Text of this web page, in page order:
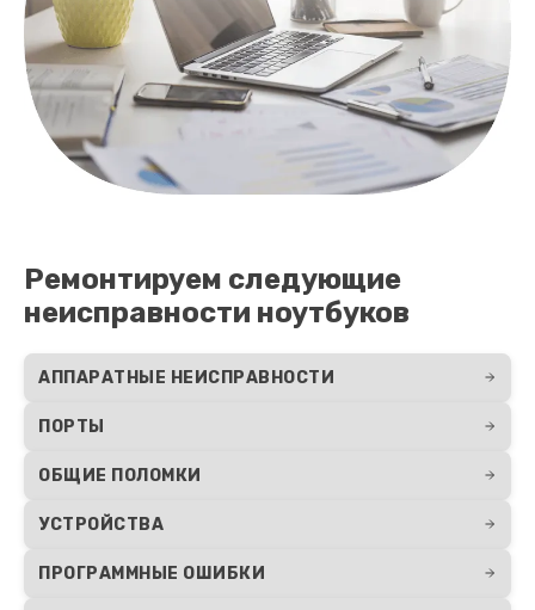
700 руб.
Заказать
Замена микрофона
600 руб.
1500 руб.
Заказать
Чистка от пыли
750 руб.
Ремонтируем следующие
неисправности ноутбуков
АППАРАТНЫЕ НЕИСПРАВНОСТИ
ПОРТЫ
ОБЩИЕ ПОЛОМКИ
УСТРОЙСТВА
ПРОГРАММНЫЕ ОШИБКИ